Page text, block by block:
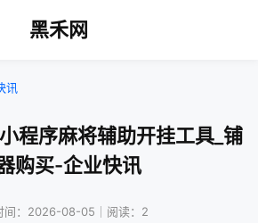
黑禾网
讯
程序麻将辅助开挂工具_铺
购买-企业快讯
间：2026-08-05｜阅读：2